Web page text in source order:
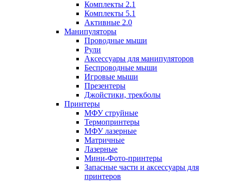
Комплекты 2.1
Комплекты 5.1
Активные 2.0
Манипуляторы
Проводные мыши
Рули
Аксессуары для манипуляторов
Беспроводные мыши
Игровые мыши
Презентеры
Джойстики, трекболы
Принтеры
МФУ струйные
Термопринтеры
МФУ лазерные
Матричные
Лазерные
Мини-Фото-принтеры
Запасные части и аксессуары для
принтеров